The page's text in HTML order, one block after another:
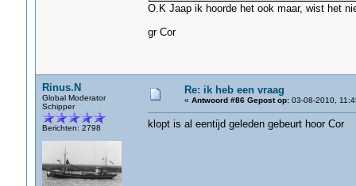
O.K Jaap ik hoorde het ook maar, wist het
gr Cor
Rinus.N
Global Moderator
Schipper
Berichten: 2798
Re: ik heb een vraag
« Antwoord #86 Gepost op:03-08-2010,
klopt is al eentijd geleden gebeurt hoor Cor